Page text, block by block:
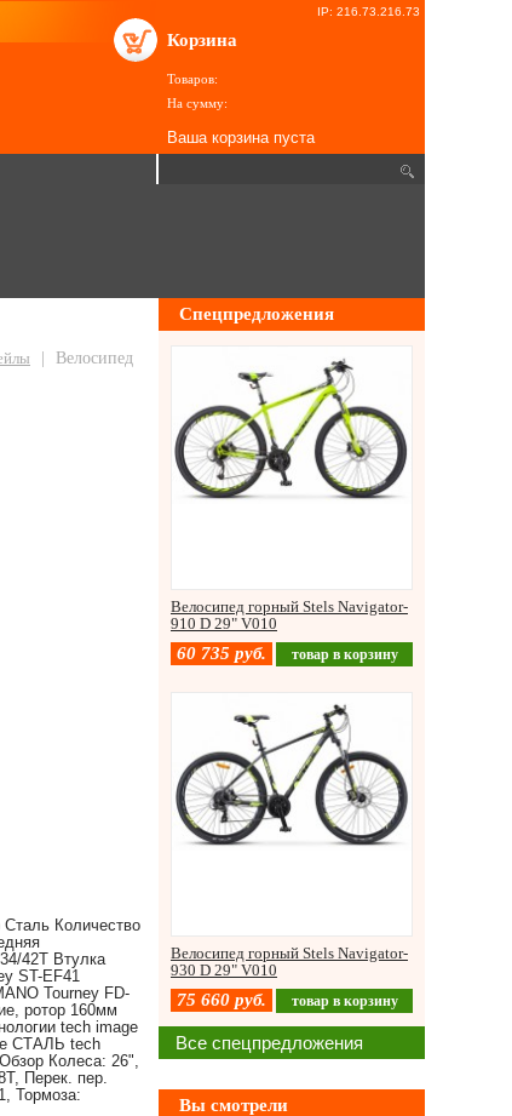
IP: 216.73.216.73
Корзина
Товаров:
На сумму:
Ваша корзина пуста
Велосипед
Количество
42Т Втулка
ST-EF41
Tourney FD-
ротор 160мм
tech image
СТАЛЬ tech
Колеса: 26",
Перек. пер.
Тормоза:
Спецпредложения
Велосипед горный Stels Navigator-
910 D 29" V010
60 735 руб. товар в корзину
Велосипед горный Stels Navigator-
930 D 29" V010
75 660 руб. товар в корзину
Все спецпредложения
Вы смотрели